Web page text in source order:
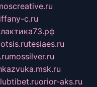
c.ru
tesiaes.ru
mossilver.ru
orior-aks.ru